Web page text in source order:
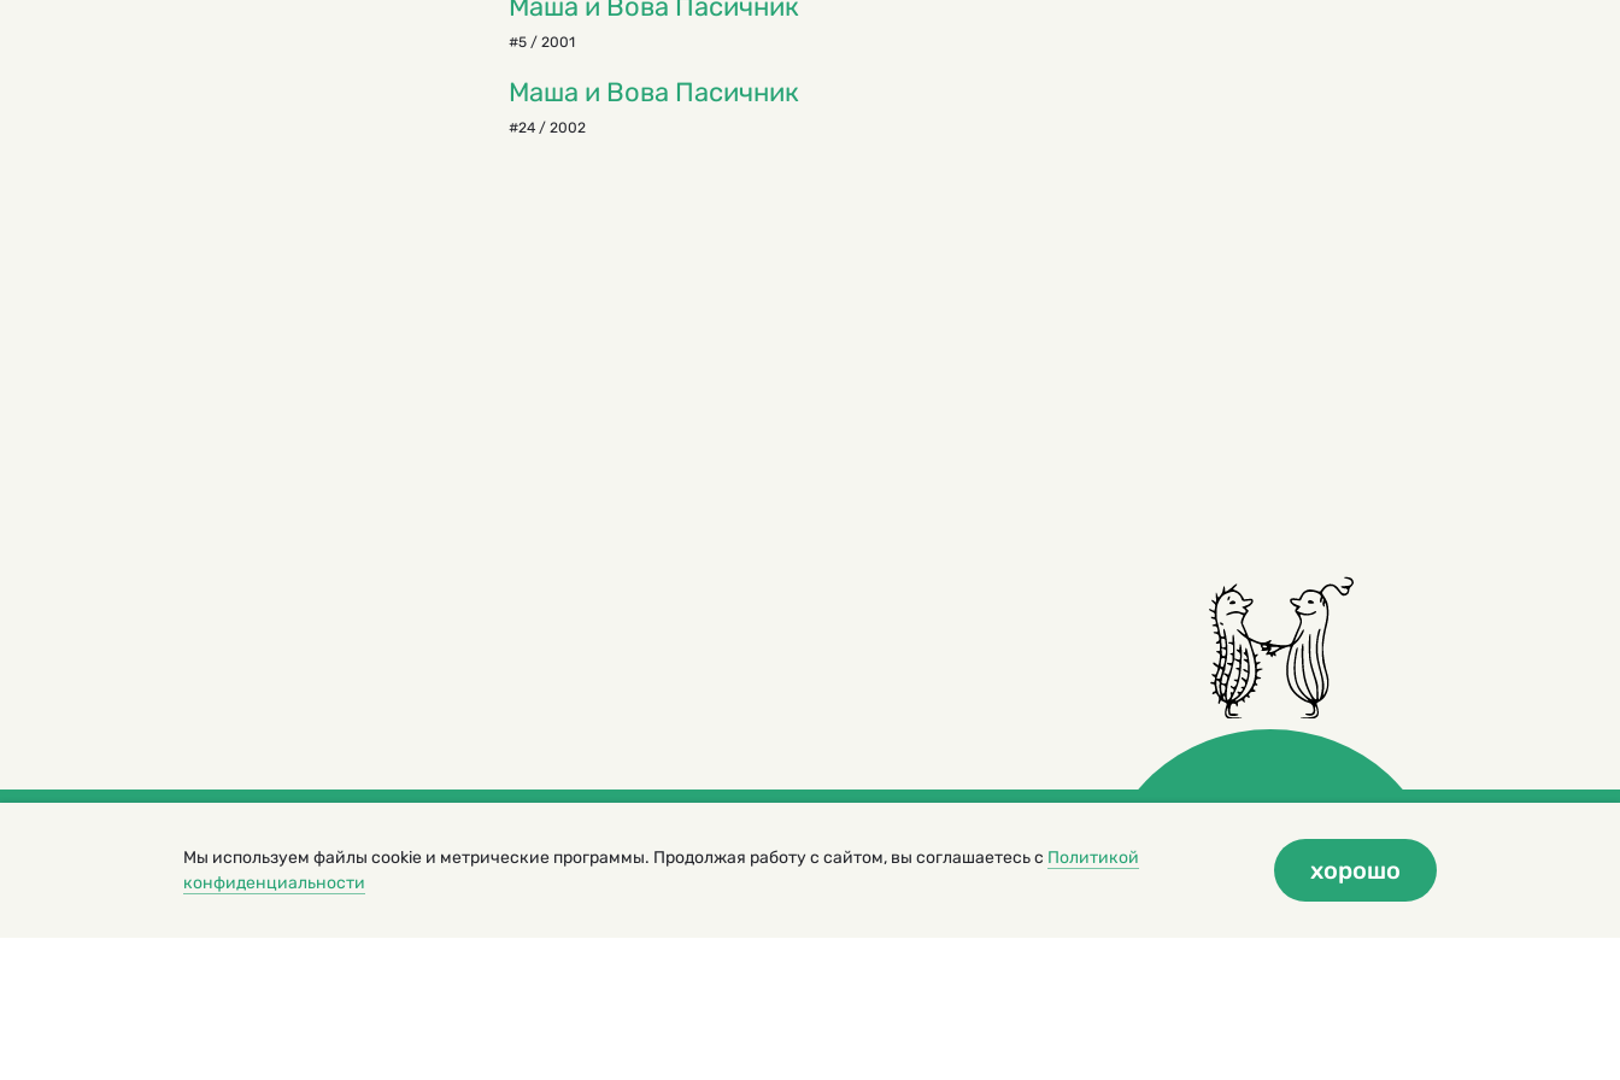
Маша и Вова Пасичник
#5 / 2001
Маша и Вова Пасичник
#24 / 2002
© 2000 – 2026. Кукумбер. Литературный иллюстрированный журнал для детей
Копирование материалов возможно только с разрешения редакторов сайта
Мы используем файлы cookie и метрические программы. Продолжая работу с сайтом, вы соглашаетесь с Политикой
конфиденциальности
хорошо